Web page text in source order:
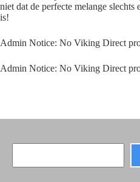
niet dat de perfecte melange
is!
Admin Notice: No Viking Direct
Admin Notice: No Viking Direct
Search